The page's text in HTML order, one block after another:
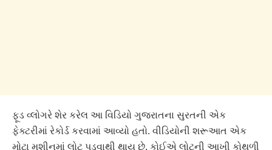
ફૂડ વ્લોગરે શેર કરેલ આ વિડિયો ગુજરાતના સુરતની એક
ફેક્ટરીમાં રેકોર્ડ કરવામાં આવ્યો હતો. વીડિયોની શરૂઆત એક
મોટા મશીનમાં લોટ પડવાથી થાય છે. કોઈએ લોટની આખી કોથળી